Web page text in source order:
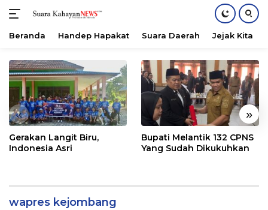
konten
Beranda Handep Hapakat Suara Daerah Jejak Kita
« »
Gerakan Langit Biru,
Indonesia Asri
Bupati Melantik 132 CPNS
Yang Sudah Dikukuhkan
wapres kejombang